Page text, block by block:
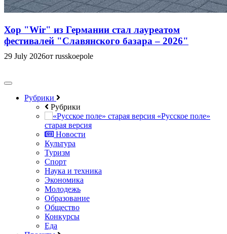
Хор "Wir" из Германии стал лауреатом
фестивалей "Славянского базара – 2026"
29 July 2026от russkoepole
Рубрики
Рубрики
«Русское поле»
старая версия
Новости
Культура
Туризм
Спорт
Наука и техника
Экономика
Молодежь
Образование
Общество
Конкурсы
Еда